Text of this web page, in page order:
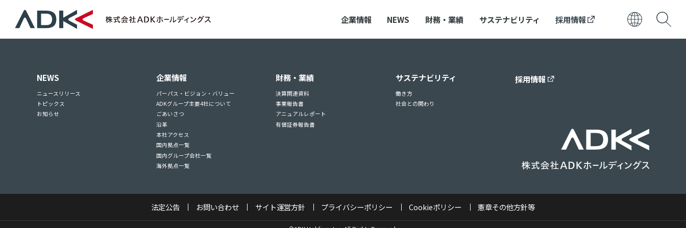
企業情報 NEWS 財務・業績 サステナビリティ 採用情報
NEWS
ニュースリリース
トピックス
お知らせ
企業情報
パーパス・ビジョン・バリュー
ADKグループ主要4社について
ごあいさつ
沿革
本社アクセス
国内拠点一覧
国内グループ会社一覧
海外拠点一覧
財務・業績
決算関連資料
事業報告書
アニュアルレポート
有価証券報告書
サステナビリティ
働き方
社会との関わり
採用情報
法定公告 お問い合わせ サイト運営方針 プライバシーポリシー Cookieポリシー 憲章その他方針等